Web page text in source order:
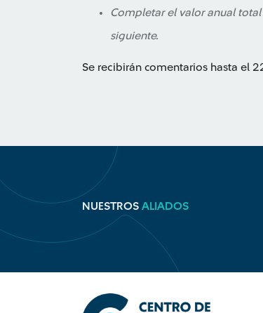
Completar el valor anual
siguiente.
Se recibirán comentarios hasta el
NUESTROS ALIADOS